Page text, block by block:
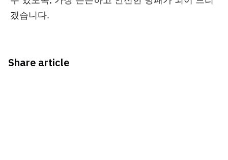
겠습니다.
Share article